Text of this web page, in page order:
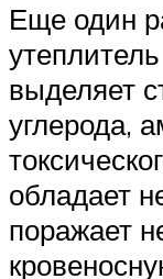
Еще один
выделяет
углерода,
обладает
поражает